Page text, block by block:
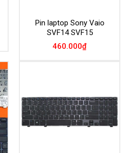
Pin laptop Sony Vaio
SVF14 SVF15
460.000₫